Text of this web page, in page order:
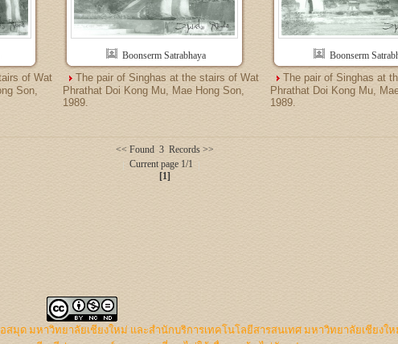
of Wat
Son,
Boonserm Satrabhaya
The pair of Singhas at the stairs of Wat
Phrathat Doi Kong Mu, Mae Hong Son,
1989.
Boonserm
The pair of Singhas at
Phrathat Doi Kong Mu,
1989.
<< Found 3 Records >>
Current page 1/1
[1]
สมุด มหาวิทยาลัยเชียงใหม่ และสำนักบริการเทคโนโลยีสารสนเทศ มหาวิทยาลัยเชียงให